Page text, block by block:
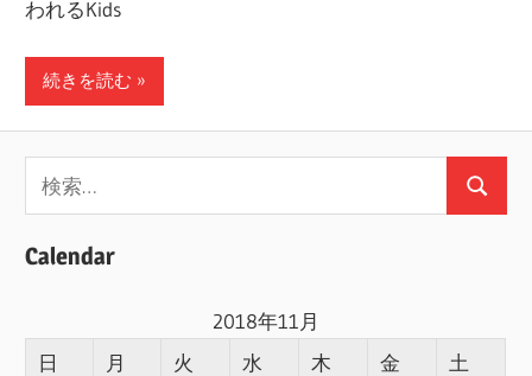
し
ま
す！
われるKids
続きを読む
索:
検
Calendar
2018年11月
日
月 火 水 木 金 土